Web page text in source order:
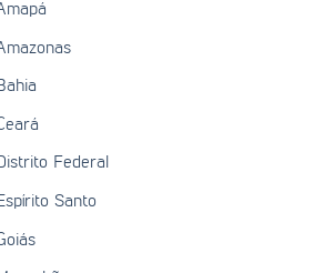
Federal
Santo